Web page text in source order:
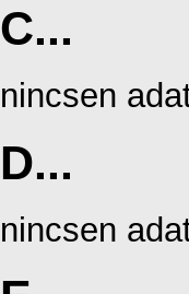
C...
nincsen
D...
nincsen